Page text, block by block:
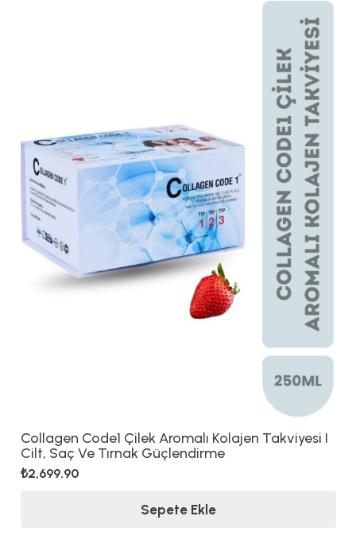
Collagen Code1 Çilek Aromalı Kolajen Takviyesi I
Cilt, Saç Ve Tırnak Güçlendirme
₺2,699.90
Sepete Ekle